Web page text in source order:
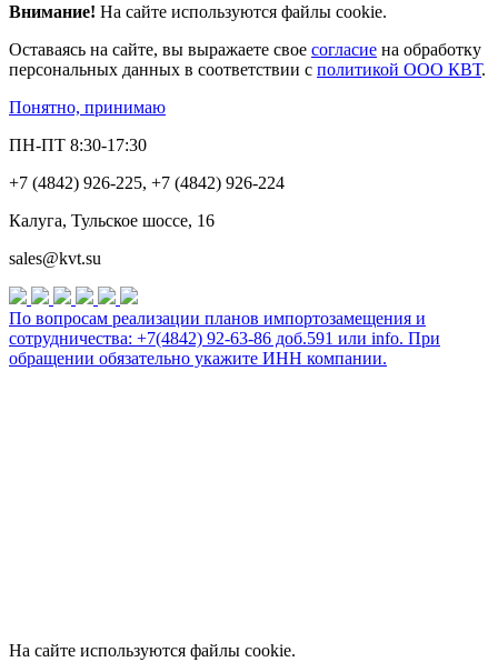
Внимание! На сайте используются файлы cookie.
Оставаясь на сайте, вы выражаете свое согласие на обработку
персональных данных в соответствии с политикой ООО КВТ.
Понятно, принимаю
ПН-ПТ 8:30-17:30
+7 (4842) 926-225, +7 (4842) 926-224
Калуга, Тульское шоссе, 16
sales@kvt.su
По вопросам реализации планов импортозамещения и
сотрудничества: +7(4842) 92-63-86 доб.591 или info. При
обращении обязательно укажите ИНН компании.
На сайте используются файлы cookie.